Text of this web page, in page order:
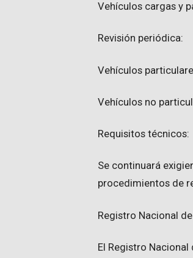
Vehículos cargas y
Revisión periódica:
Vehículos
Vehículos no
Requisitos técnicos:
Se continuará
procedimientos de
Registro Nacional
El Registro